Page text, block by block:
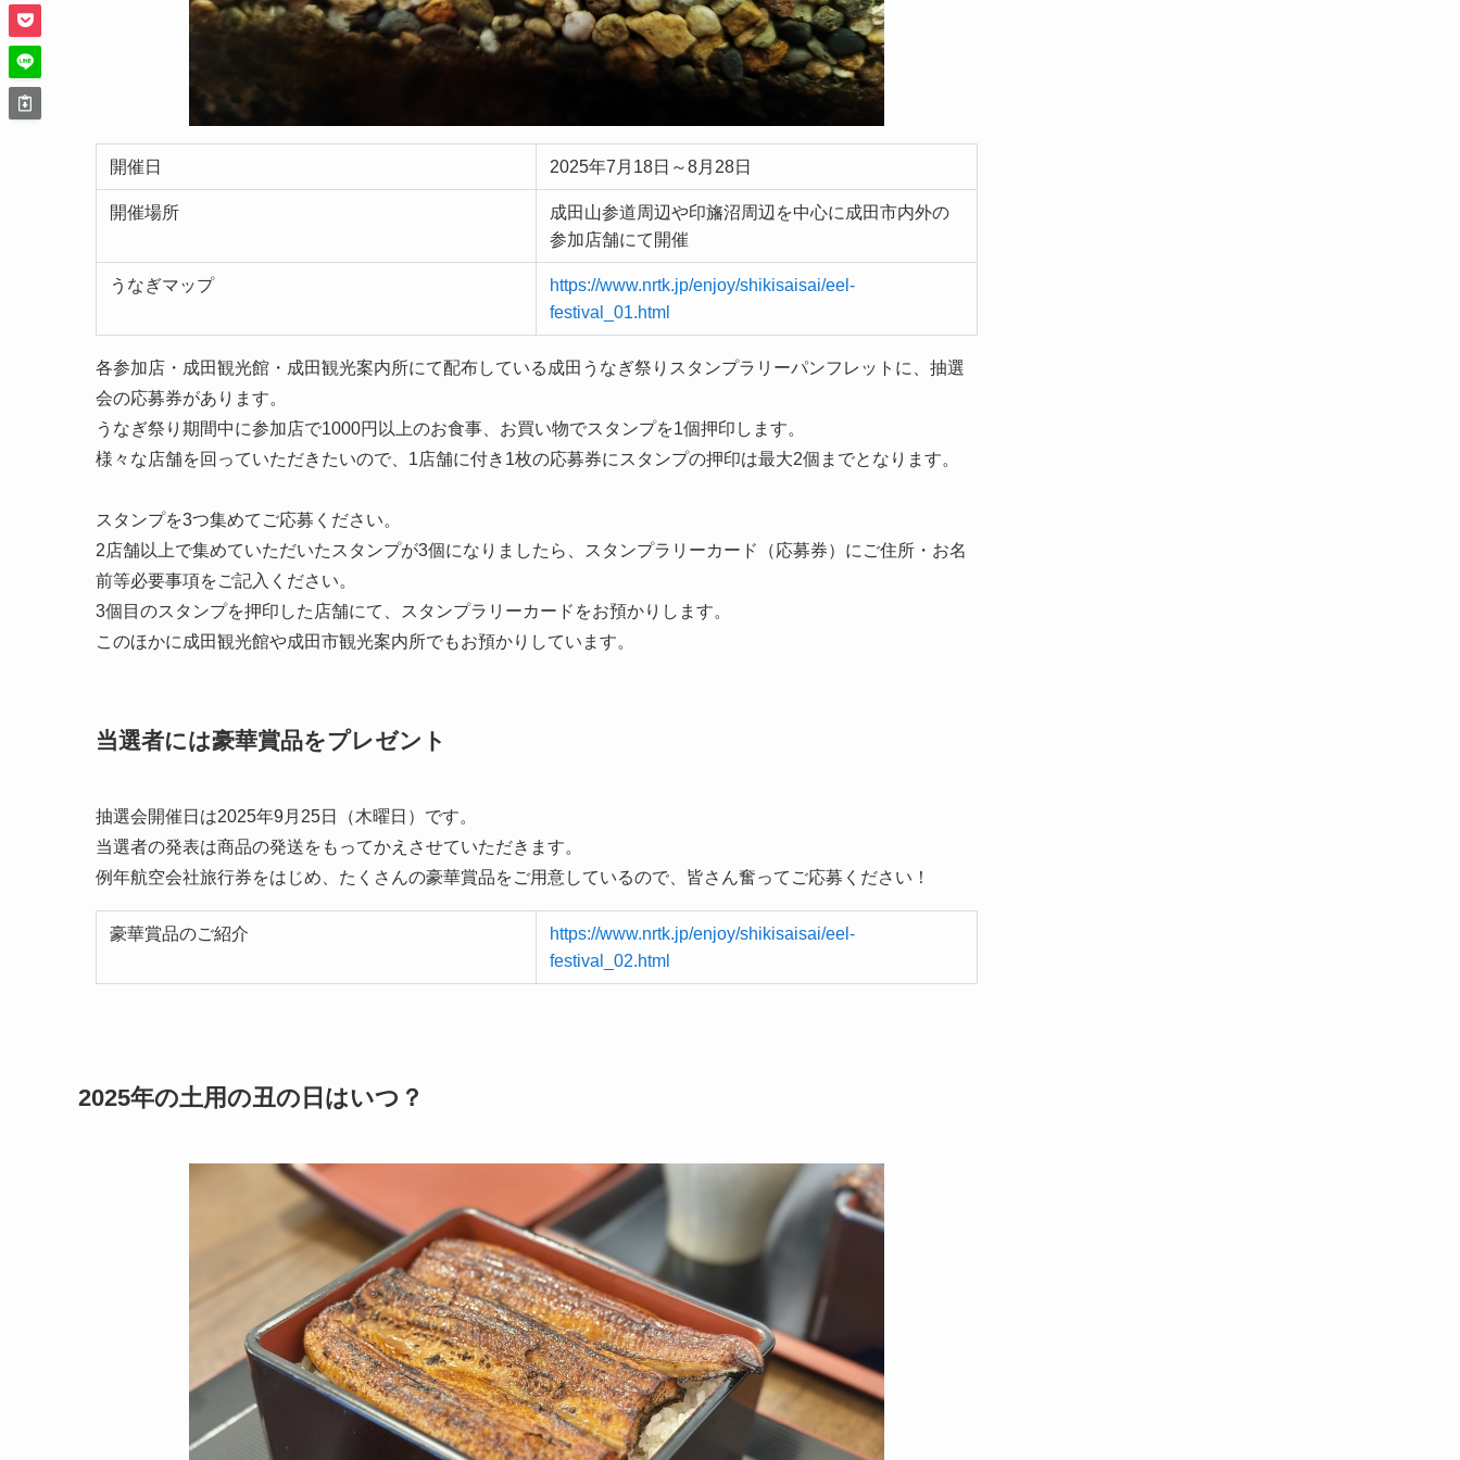
開催日 2025年7月18日～8月28日
開催場所
成田山参道周辺や印旛沼周辺を中心に成田市内外の
参加店舗にて開催
うなぎマップ
https://www.nrtk.jp/enjoy/shikisaisai/eel-
festival_01.html
各参加店・成田観光館・成田観光案内所にて配布している成田うなぎ祭りスタンプラリーパンフレットに、抽選
会の応募券があります。
うなぎ祭り期間中に参加店で1000円以上のお食事、お買い物でスタンプを1個押印します。
様々な店舗を回っていただきたいので、1店舗に付き1枚の応募券にスタンプの押印は最大2個までとなります。
スタンプを3つ集めてご応募ください。
2店舗以上で集めていただいたスタンプが3個になりましたら、スタンプラリーカード（応募券）にご住所・お名
前等必要事項をご記入ください。
3個目のスタンプを押印した店舗にて、スタンプラリーカードをお預かりします。
このほかに成田観光館や成田市観光案内所でもお預かりしています。
当選者には豪華賞品をプレゼント
抽選会開催日は2025年9月25日（木曜日）です。
当選者の発表は商品の発送をもってかえさせていただきます。
例年航空会社旅行券をはじめ、たくさんの豪華賞品をご用意しているので、皆さん奮ってご応募ください！
豪華賞品のご紹介
https://www.nrtk.jp/enjoy/shikisaisai/eel-
festival_02.html
2025年の土用の丑の日はいつ？